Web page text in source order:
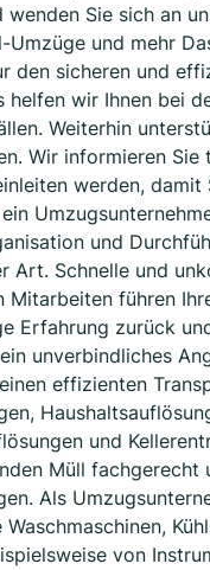
Sie sich an
und mehr
den sicheren und
wir Ihnen bei
Weiterhin
Wir informieren
werden,
und
Art. Schnelle und
führen
Erfahrung zurück
unverbindliches
effizienten
und
Müll fachgerecht
Als
von